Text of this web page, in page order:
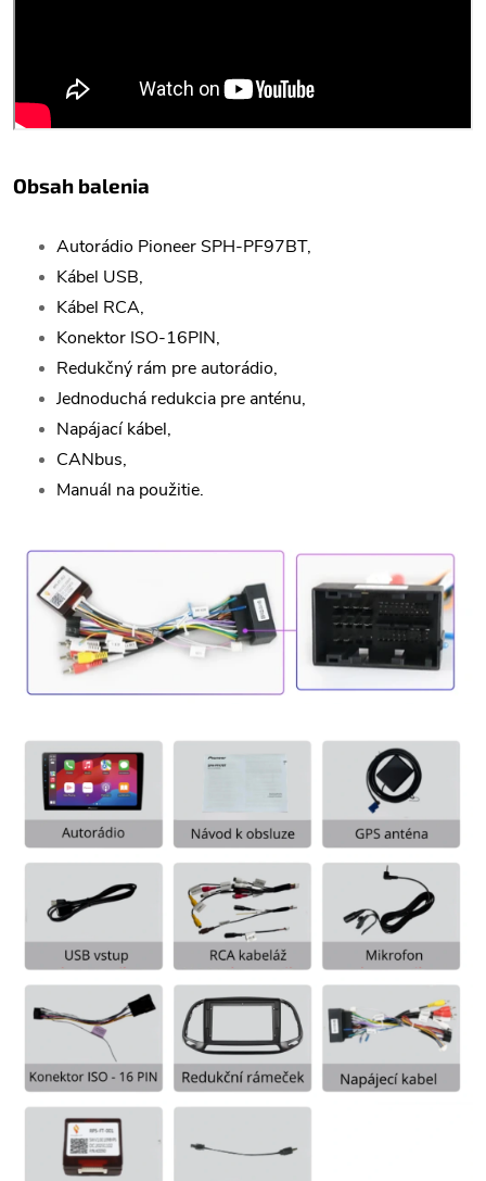
Obsah balenia
Autorádio Pioneer SPH-PF97BT,
Kábel USB,
Kábel RCA,
Konektor ISO-16PIN,
Redukčný rám pre autorádio,
Jednoduchá redukcia pre anténu,
Napájací kábel,
CANbus,
Manuál na použitie.